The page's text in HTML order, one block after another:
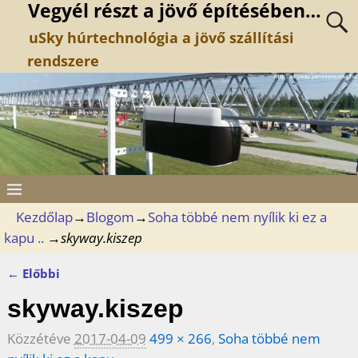
Vegyél részt a jövő építésében…
uSky húrtechnológia a jövő szállítási
rendszere
Kezdőlap→Blogom→Soha többé nem nyílik ki ez a
kapu .. →skyway.kiszep
← Előbbi
skyway.kiszep
Közzétéve 2017-04-09 499 × 266, Soha többé nem